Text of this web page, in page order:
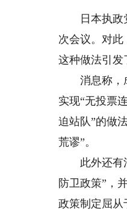
日本执政党
次会议。对此
这种做法引发
消息称，成
实现“无投票
迫站队”的做
荒谬”。
此外还有消
防卫政策”，
政策制定屈从